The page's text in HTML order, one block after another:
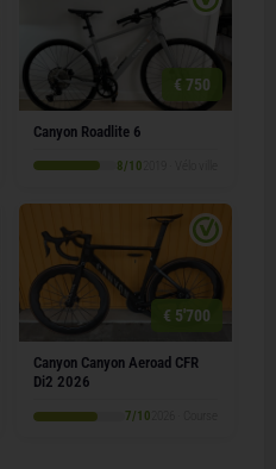
€ 750
Canyon Roadlite 6
8/10
€ 5'700
Canyon Canyon Aeroad CFR
Di2 2026
7/10